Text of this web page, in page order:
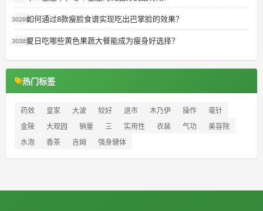
30288如何通过8款瘦脸食谱实现吃出巴掌脸的效果？
30385夏日吃哪些黄色果蔬大餐能成为瘦身好选择？
热门标签
药效 皇家 大波 较好 退市 木乃伊 操作
毫针
金陵
大观园 销量 三 实用性 衣装 气功
美容院
水泡
香茶 吉姆 强身健体